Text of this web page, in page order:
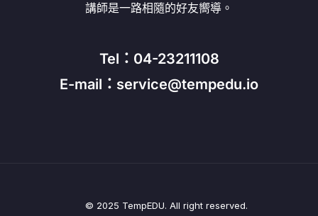
講師是一路相隨的好友嚮導。
Tel：04-23211108
E-mail：service@tempedu.io
© 2025 TempEDU. All right reserved.